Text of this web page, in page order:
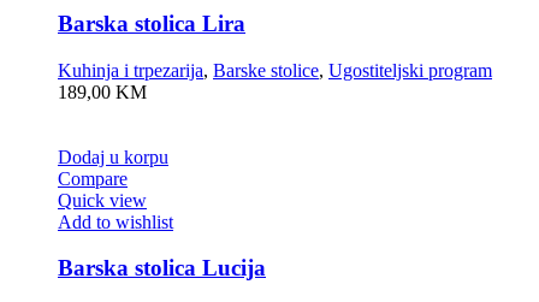
Barska stolica Lira
Kuhinja i trpezarija, Barske stolice, Ugostiteljski program
189,00 KM
Dodaj u korpu
Compare
Quick view
Add to wishlist
Barska stolica Lucija